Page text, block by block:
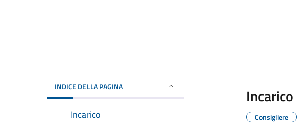
INDICE DELLA PAGINA
Incarico
Incarico
Consigliere